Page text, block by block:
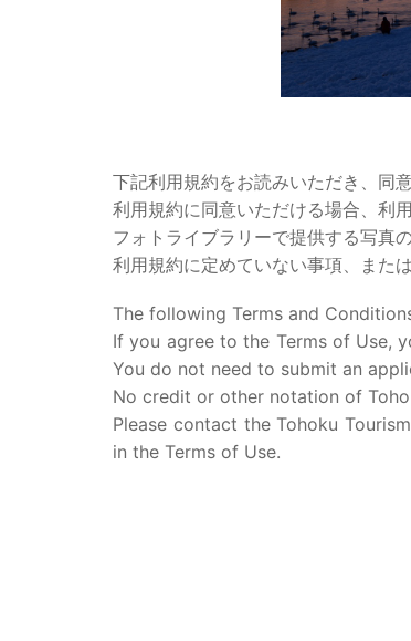
下記利用規約をお読みいただき、同
利用規約に同意いただける場合、利
フォトライブラリーで提供する写真
利用規約に定めていない事項、また
The following Terms and
If you agree to the Terms of Use,
You do not need to submit an
No credit or other notation of
Please contact the Tohoku
in the Terms of Use.